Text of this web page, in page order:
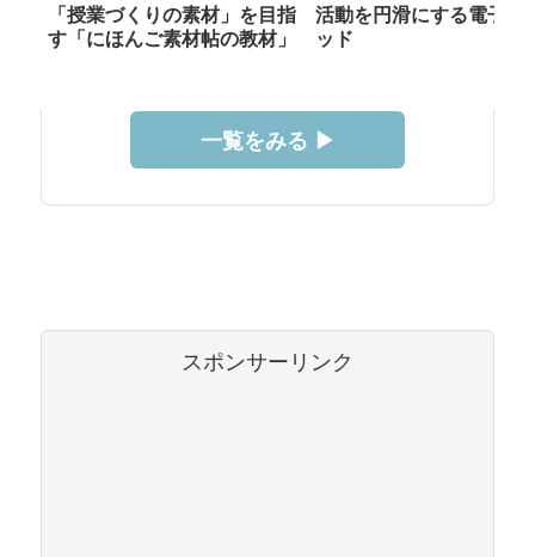
「授業づくりの素材」を目指
す「にほんご素材帖の教材」
活動を円滑にする電子メ
ッド
一覧をみる ▶︎
スポンサーリンク